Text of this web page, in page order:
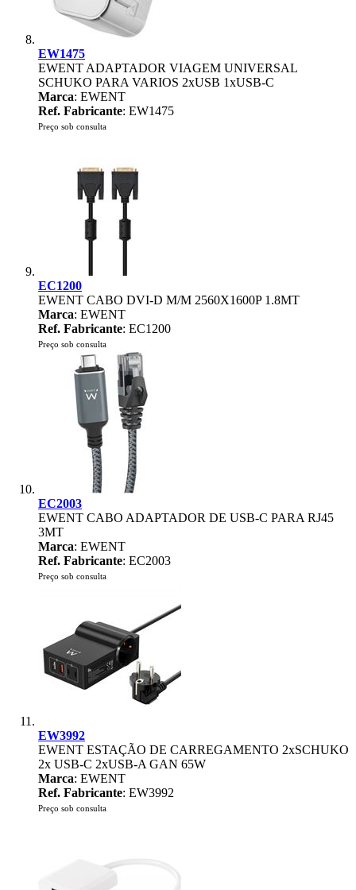
EW1475
EWENT ADAPTADOR VIAGEM UNIVERSAL
SCHUKO PARA VARIOS 2xUSB 1xUSB-C
Marca: EWENT
Ref. Fabricante: EW1475
Preço sob consulta
EC1200
EWENT CABO DVI-D M/M 2560X1600P 1.8MT
Marca: EWENT
Ref. Fabricante: EC1200
Preço sob consulta
EC2003
EWENT CABO ADAPTADOR DE USB-C PARA RJ45
3MT
Marca: EWENT
Ref. Fabricante: EC2003
Preço sob consulta
EW3992
EWENT ESTAÇÃO DE CARREGAMENTO 2xSCHUKO
2x USB-C 2xUSB-A GAN 65W
Marca: EWENT
Ref. Fabricante: EW3992
Preço sob consulta